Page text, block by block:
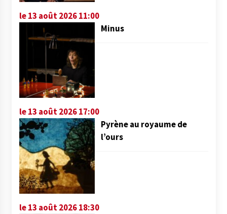
le 13 août 2026 11:00
Minus
le 13 août 2026 17:00
Pyrène au royaume de
l’ours
le 13 août 2026 18:30